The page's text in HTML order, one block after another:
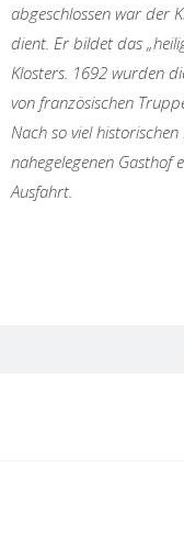
abgeschlossen war der
dient. Er bildet das
Klosters. 1692 wurden
von französischen
Nach so viel
nahegelegenen Gasthof
Ausfahrt.